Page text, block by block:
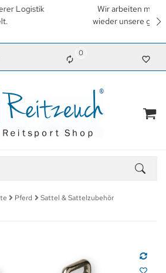
daran, so schnell wie möglich
Lieferzeiten zu erreichen. Vielen
0
Pferd
Sattel & Sattelzubehör